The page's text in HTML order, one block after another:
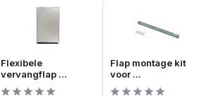
Flexibele
vervangflap ...
Flap montage kit
voor ...